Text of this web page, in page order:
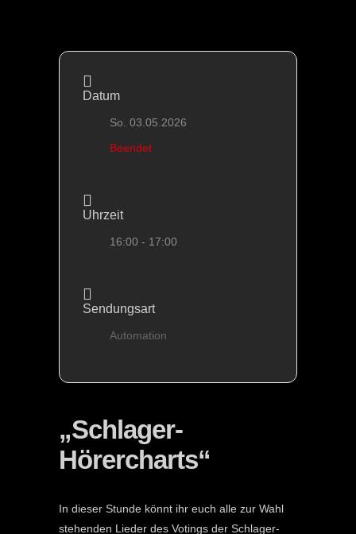
Datum
So. 03.05.2026
Beendet
Uhrzeit
16:00 - 17:00
Sendungsart
Automation
„Schlager-
Hörercharts“
In dieser Stunde könnt ihr euch alle zur Wahl
stehenden Lieder des Votings der Schlager-